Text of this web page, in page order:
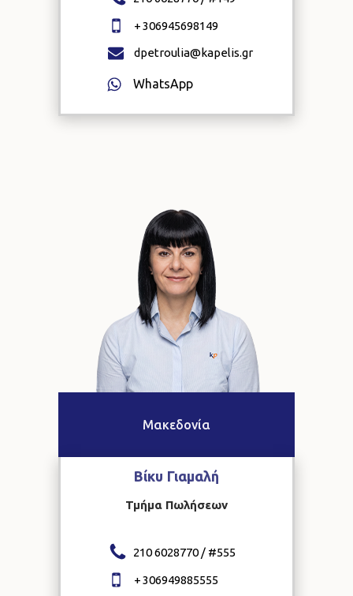
+306945698149
dpetroulia@kapelis.gr
WhatsApp
Μακεδονία
Βίκυ Γιαμαλή
Τμήμα Πωλήσεων
210 6028770 / #555
+306949885555